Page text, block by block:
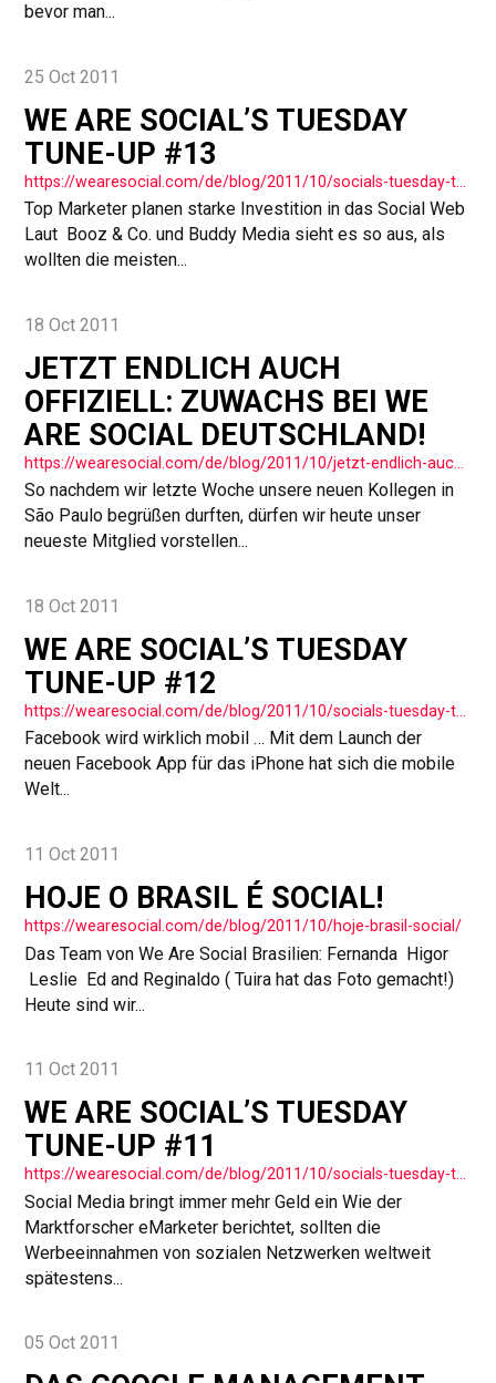
bevor man...
25 Oct 2011
WE ARE SOCIAL’S TUESDAY
TUNE-UP #13
https://wearesocial.com/de/blog/2011/10/socials-tuesday-tuneup-13/
Top Marketer planen starke Investition in das Social Web
Laut Booz & Co. und Buddy Media sieht es so aus, als
wollten die meisten...
18 Oct 2011
JETZT ENDLICH AUCH
OFFIZIELL: ZUWACHS BEI WE
ARE SOCIAL DEUTSCHLAND!
https://wearesocial.com/de/blog/2011/10/jetzt-endlich-auch-offiziell-zuwachs-bei-social-deutschland/
So nachdem wir letzte Woche unsere neuen Kollegen in
São Paulo begrüßen durften, dürfen wir heute unser
neueste Mitglied vorstellen...
18 Oct 2011
WE ARE SOCIAL’S TUESDAY
TUNE-UP #12
https://wearesocial.com/de/blog/2011/10/socials-tuesday-tuneup-12/
Facebook wird wirklich mobil … Mit dem Launch der
neuen Facebook App für das iPhone hat sich die mobile
Welt...
11 Oct 2011
HOJE O BRASIL É SOCIAL!
https://wearesocial.com/de/blog/2011/10/hoje-brasil-social/
Das Team von We Are Social Brasilien: Fernanda Higor
Leslie Ed and Reginaldo ( Tuira hat das Foto gemacht!)
Heute sind wir...
11 Oct 2011
WE ARE SOCIAL’S TUESDAY
TUNE-UP #11
https://wearesocial.com/de/blog/2011/10/socials-tuesday-tune-up-11/
Social Media bringt immer mehr Geld ein Wie der
Marktforscher eMarketer berichtet, sollten die
Werbeeinnahmen von sozialen Netzwerken weltweit
spätestens...
05 Oct 2011